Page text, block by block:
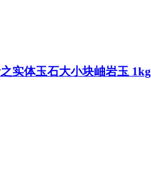
实体玉石大小块岫岩玉 1kg